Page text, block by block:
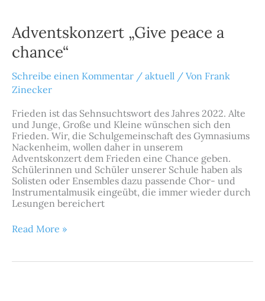
Adventskonzert „Give peace a
chance“
Schreibe einen Kommentar / aktuell / Von Frank
Zinecker
Frieden ist das Sehnsuchtswort des Jahres 2022. Alte
und Junge, Große und Kleine wünschen sich den
Frieden. Wir, die Schulgemeinschaft des Gymnasiums
Nackenheim, wollen daher in unserem
Adventskonzert dem Frieden eine Chance geben.
Schülerinnen und Schüler unserer Schule haben als
Solisten oder Ensembles dazu passende Chor- und
Instrumentalmusik eingeübt, die immer wieder durch
Lesungen bereichert
peace
a
chance“
Read More »